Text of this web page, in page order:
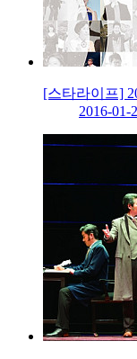
[스타라이프]
2016-01-